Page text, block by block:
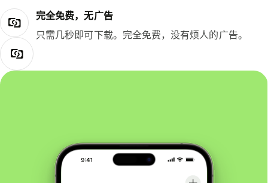
完全免费，无广告
只需几秒即可下载。完全免费，没有烦人的广告。